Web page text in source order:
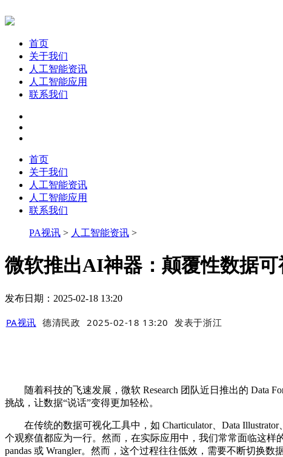
首页
关于我们
人工智能资讯
人工智能应用
联系我们
首页
关于我们
人工智能资讯
人工智能应用
联系我们
PA视讯 > 人工智能资讯 >
微软推出AI神器：颠覆性数据可
发布日期：2025-02-18 13:20
PA视讯 德清民政 2025-02-18 13:20 发表于浙江
随着科技的飞速发展，微软 Research 团队近日推出的 Data
挑战，让数据“说话”变得更加轻松。
在传统的数据可视化工具中，如 Charticulator、Data Illustrator
个观察值都应为一行。然而，在实际应用中，我们常常面临这样
pandas 或 Wrangler。然而，这个过程往往低效，需要不断切换数